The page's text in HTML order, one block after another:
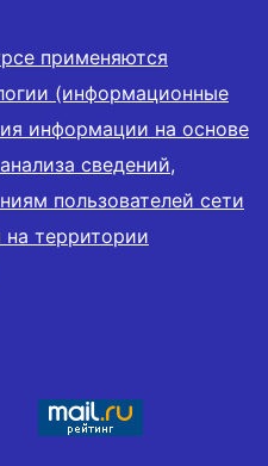
применяются
(информационные
информации на основе
сведений,
пользователей сети
территории